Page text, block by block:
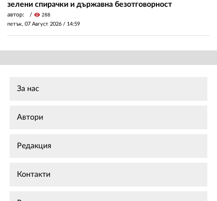
зелени спирачки и държавна безотговорност
автор: visibility 288
петък, 07 Август 2026 / 14:59
За нас
Автори
Редакция
Контакти